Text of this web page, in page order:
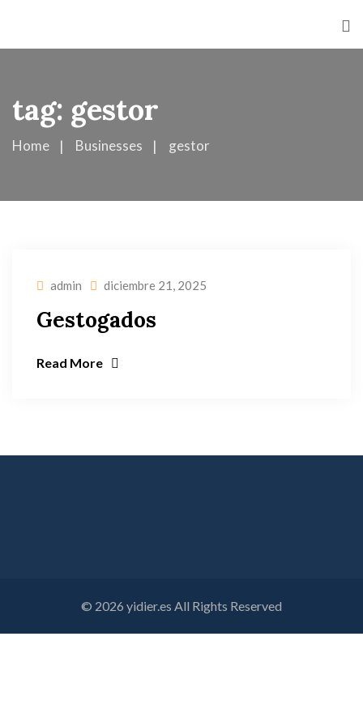
tag: gestor
Home Businesses gestor
admin diciembre 21, 2025
Gestogados
Read More
© 2026 yidier.es All Rights Reserved